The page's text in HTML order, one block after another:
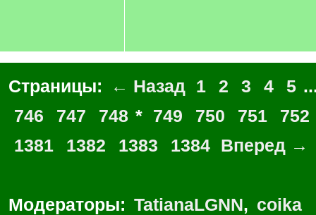
Страницы: ← Назад 1 2 3 4 5
746
747 748 * 749 750 751 752
1381
1382 1383 1384 Вперед →
Модераторы: TatianaLGNN, coika